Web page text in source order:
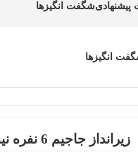
شگفت انگیزها
انگیزها
زیرانداز جاجیم 6 نفره نیوتکس (Newtexs)